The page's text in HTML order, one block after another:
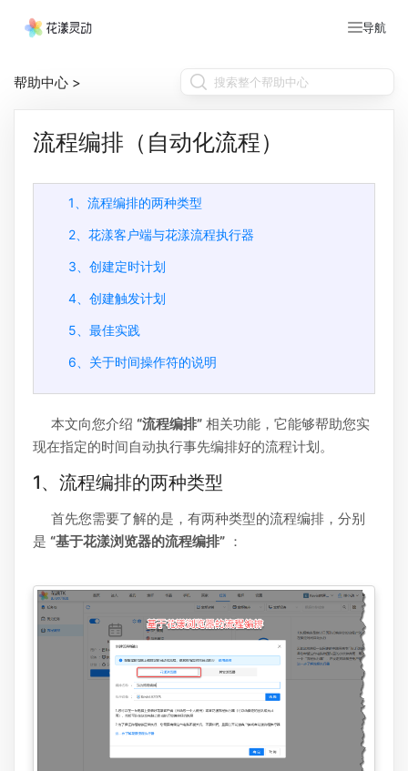
导航
帮助中心 >
流程编排（自动化流程）
1、流程编排的两种类型
2、花漾客户端与花漾流程执行器
3、创建定时计划
4、创建触发计划
5、最佳实践
6、关于时间操作符的说明
本文向您介绍 “流程编排” 相关功能，它能够帮助您实
现在指定的时间自动执行事先编排好的流程计划。
1、流程编排的两种类型
首先您需要了解的是，有两种类型的流程编排，分别
是 “基于花漾浏览器的流程编排” ：